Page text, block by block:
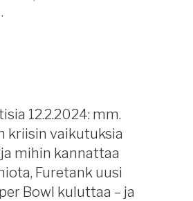
12.2.2024: mm.
kriisin vaikutuksia
mihin kannattaa
Furetank uusi
Bowl kuluttaa – ja